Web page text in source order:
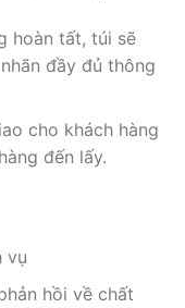
hoàn tất, túi sẽ
đầy đủ thông
cho khách hàng
đến lấy.
vụ
hồi về chất